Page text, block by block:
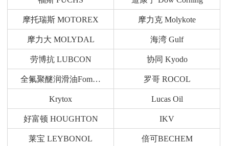
摩托瑞斯 MOTOREX 摩力克 Molykote
摩力大 MOLYDAL 海湾 Gulf
劳博抗 LUBCON 协同 Kyodo
全氟聚醚润滑油Fomblin 罗哥 ROCOL
Krytox Lucas Oil
好富顿 HOUGHTON IKV
莱宝 LEYBONOL 倍可BECHEM